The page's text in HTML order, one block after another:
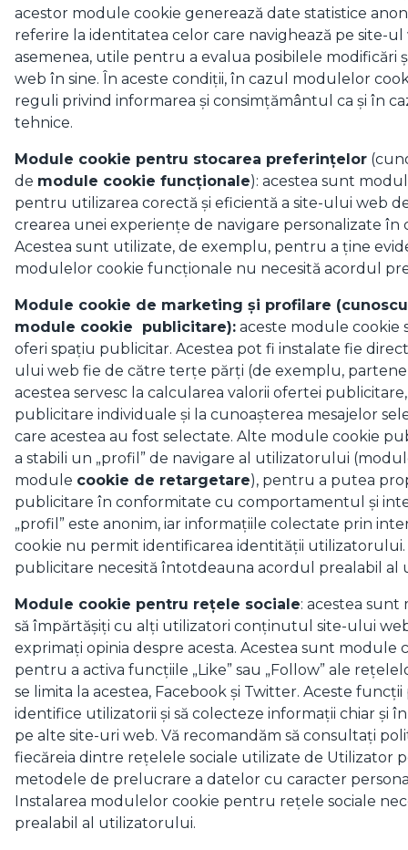
acestor module cookie generează date statistice
referire la identitatea celor care navighează pe site-ul
asemenea, utile pentru a evalua posibilele modificări
web în sine. În aceste condiții, în cazul modulelor
reguli privind informarea și consimțământul ca și în
tehnice.
Module cookie pentru stocarea preferințelor
de module cookie funcționale): acestea sunt
pentru utilizarea corectă și eficientă a site-ului web
crearea unei experiențe de navigare personalizate
Acestea sunt utilizate, de exemplu, pentru a ține
modulelor cookie funcționale nu necesită acordul
Module cookie de marketing și profilare
module cookie publicitare): aceste module
oferi spațiu publicitar. Acestea pot fi instalate fie
ului web fie de către terțe părți (de exemplu,
acestea servesc la calcularea valorii ofertei
publicitare individuale și la cunoașterea mesajelor
care acestea au fost selectate. Alte module cookie
a stabili un „profil” de navigare al utilizatorului
module cookie de retargetare), pentru a putea
publicitare în conformitate cu comportamentul și
„profil” este anonim, iar informațiile colectate prin
cookie nu permit identificarea identității
publicitare necesită întotdeauna acordul prealabil al
Module cookie pentru rețele sociale: acestea
să împărtășiți cu alți utilizatori conținutul site-ului
exprimați opinia despre acesta. Acestea sunt module
pentru a activa funcțiile „Like” sau „Follow” ale
se limita la acestea, Facebook și Twitter. Aceste
identifice utilizatorii și să colecteze informații chiar și
pe alte site-uri web. Vă recomandăm să consultați
fiecăreia dintre rețelele sociale utilizate de Utilizator
metodele de prelucrare a datelor cu caracter
Instalarea modulelor cookie pentru rețele sociale
prealabil al utilizatorului.